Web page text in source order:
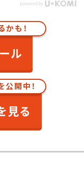
も！
ル
開中！
見る